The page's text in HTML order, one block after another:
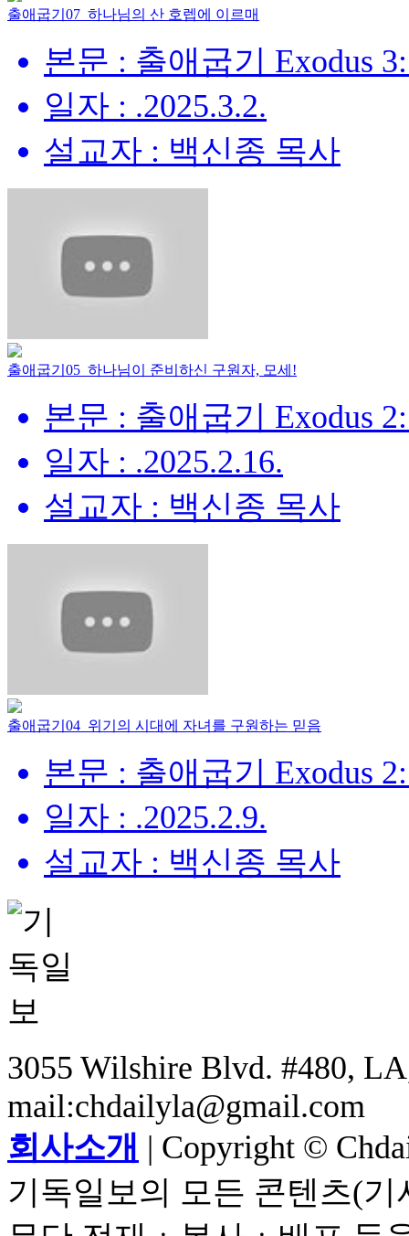
출애굽기07_하나님의 산 호렙에 이르매
본문 : 출애굽기 Exodus
일자 : .2025.3.2.
설교자 : 백신종 목사
출애굽기05_하나님이 준비하신 구원자, 모세!
본문 : 출애굽기 Exodus
일자 : .2025.2.16.
설교자 : 백신종 목사
출애굽기04_위기의 시대에 자녀를 구원하는 믿음
본문 : 출애굽기 Exodus
일자 : .2025.2.9.
설교자 : 백신종 목사
3055 Wilshire Blvd. #480,
mail:chdailyla@gmail.com
회사소개 | Copyright ©
기독일보의 모든 콘텐츠(